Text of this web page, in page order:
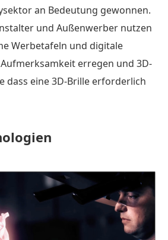
an Bedeutung gewonnen.
und Außenwerber nutzen
Werbetafeln und digitale
erregen und 3D-
dass eine 3D-Brille erforderlich